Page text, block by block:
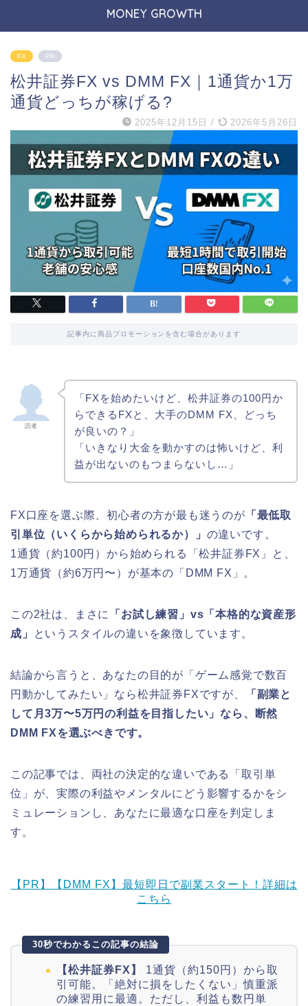
MONEY GROWTH
FX PR
松井証券FX vs DMM FX｜1通貨か1万
通貨どっちが稼げる?
2025年12月15日 / 2026年5月26日
記事内に商品プロモーションを含む場合があります
読者
「FXを始めたいけど、松井証券の100円か
らできるFXと、大手のDMM FX、どっち
が良いの？」
「いきなり大金を動かすのは怖いけど、利
益が出ないのもつまらないし…」
FX口座を選ぶ際、初心者の方が最も迷うのが 「最低取
引単位（いくらから始められるか）」 の違いです。
1通貨（約100円）から始められる「松井証券FX」と、
1万通貨（約6万円〜）が基本の「DMM FX」。
この2社は、まさに
「お試し練習」vs「本格的な資産形
成」
というスタイルの違いを象徴しています。
結論から言うと、あなたの目的が「ゲーム感覚で数百
円動かしてみたい」なら松井証券FXですが、
「副業と
して月3万〜5万円の利益を目指したい」なら、断然
DMM FXを選ぶべきです。
この記事では、両社の決定的な違いである「取引単
位」が、実際の利益やメンタルにどう影響するかをシ
ミュレーションし、あなたに最適な口座を判定しま
す。
【PR】【DMM FX】最短即日で副業スタート！詳細は
こちら
30秒でわかるこの記事の結論
【松井証券FX】
1通貨（約150円）から取
引可能。「絶対に損をしたくない」慎重派
の練習用に最適。ただし、利益も数円単